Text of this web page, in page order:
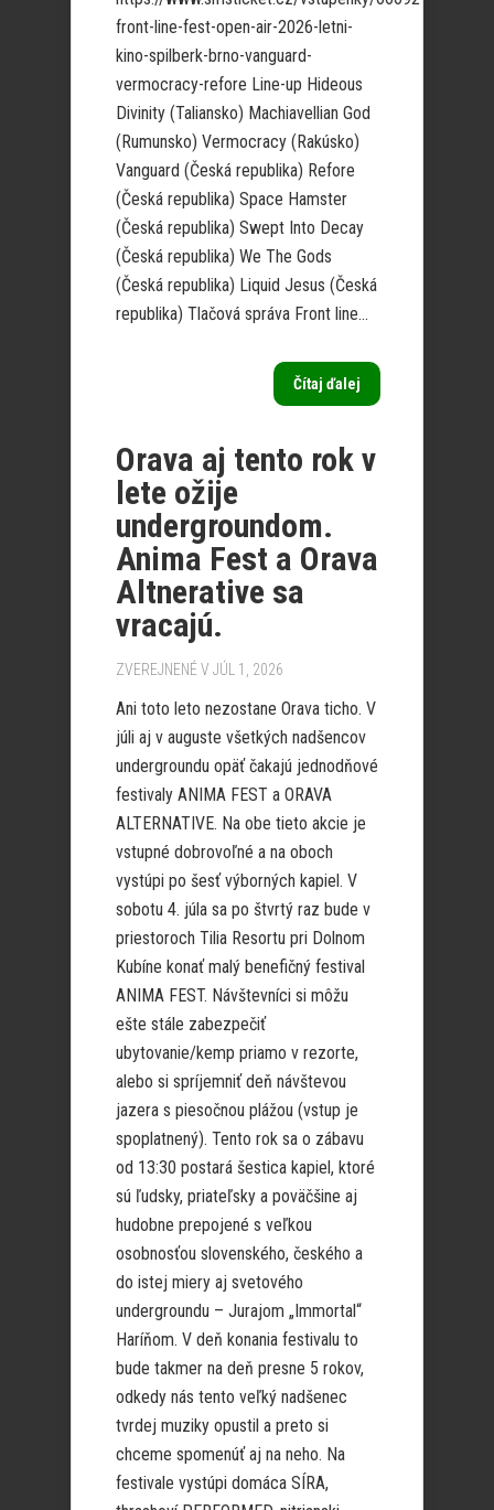
front-line-fest-open-air-2026-letni-
kino-spilberk-brno-vanguard-
vermocracy-refore Line-up Hideous
Divinity (Taliansko) Machiavellian God
(Rumunsko) Vermocracy (Rakúsko)
Vanguard (Česká republika) Refore
(Česká republika) Space Hamster
(Česká republika) Swept Into Decay
(Česká republika) We The Gods
(Česká republika) Liquid Jesus (Česká
republika) Tlačová správa Front line...
Čítaj ďalej
Orava aj tento rok v
lete ožije
undergroundom.
Anima Fest a Orava
Altnerative sa
vracajú.
ZVEREJNENÉ V JÚL 1, 2026
Ani toto leto nezostane Orava ticho. V
júli aj v auguste všetkých nadšencov
undergroundu opäť čakajú jednodňové
festivaly ANIMA FEST a ORAVA
ALTERNATIVE. Na obe tieto akcie je
vstupné dobrovoľné a na oboch
vystúpi po šesť výborných kapiel. V
sobotu 4. júla sa po štvrtý raz bude v
priestoroch Tilia Resortu pri Dolnom
Kubíne konať malý benefičný festival
ANIMA FEST. Návštevníci si môžu
ešte stále zabezpečiť
ubytovanie/kemp priamo v rezorte,
alebo si spríjemniť deň návštevou
jazera s piesočnou plážou (vstup je
spoplatnený). Tento rok sa o zábavu
od 13:30 postará šestica kapiel, ktoré
sú ľudsky, priateľsky a poväčšine aj
hudobne prepojené s veľkou
osobnosťou slovenského, českého a
do istej miery aj svetového
undergroundu – Jurajom „Immortal“
Haríňom. V deň konania festivalu to
bude takmer na deň presne 5 rokov,
odkedy nás tento veľký nadšenec
tvrdej muziky opustil a preto si
chceme spomenúť aj na neho. Na
festivale vystúpi domáca SÍRA,